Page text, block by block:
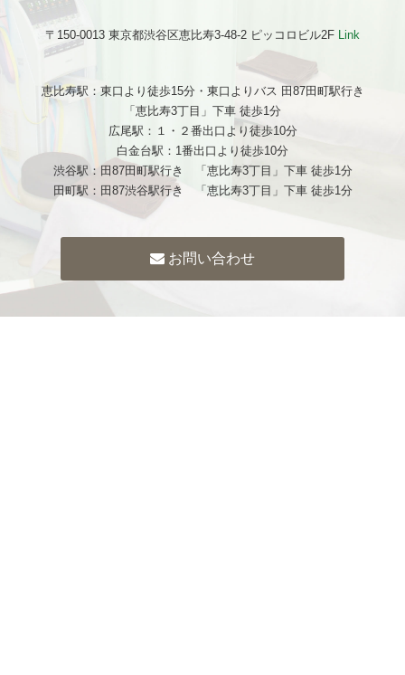
〒150-0013 東京都渋谷区恵比寿3-48-2 ピッコロビル2F Link
恵比寿駅：東口より徒歩15分・東口よりバス 田87田町駅行き
「恵比寿3丁目」下車 徒歩1分
広尾駅：１・２番出口より徒歩10分
白金台駅：1番出口より徒歩10分
渋谷駅：田87田町駅行き 「恵比寿3丁目」下車 徒歩1分
田町駅：田87渋谷駅行き 「恵比寿3丁目」下車 徒歩1分
お問い合わせ